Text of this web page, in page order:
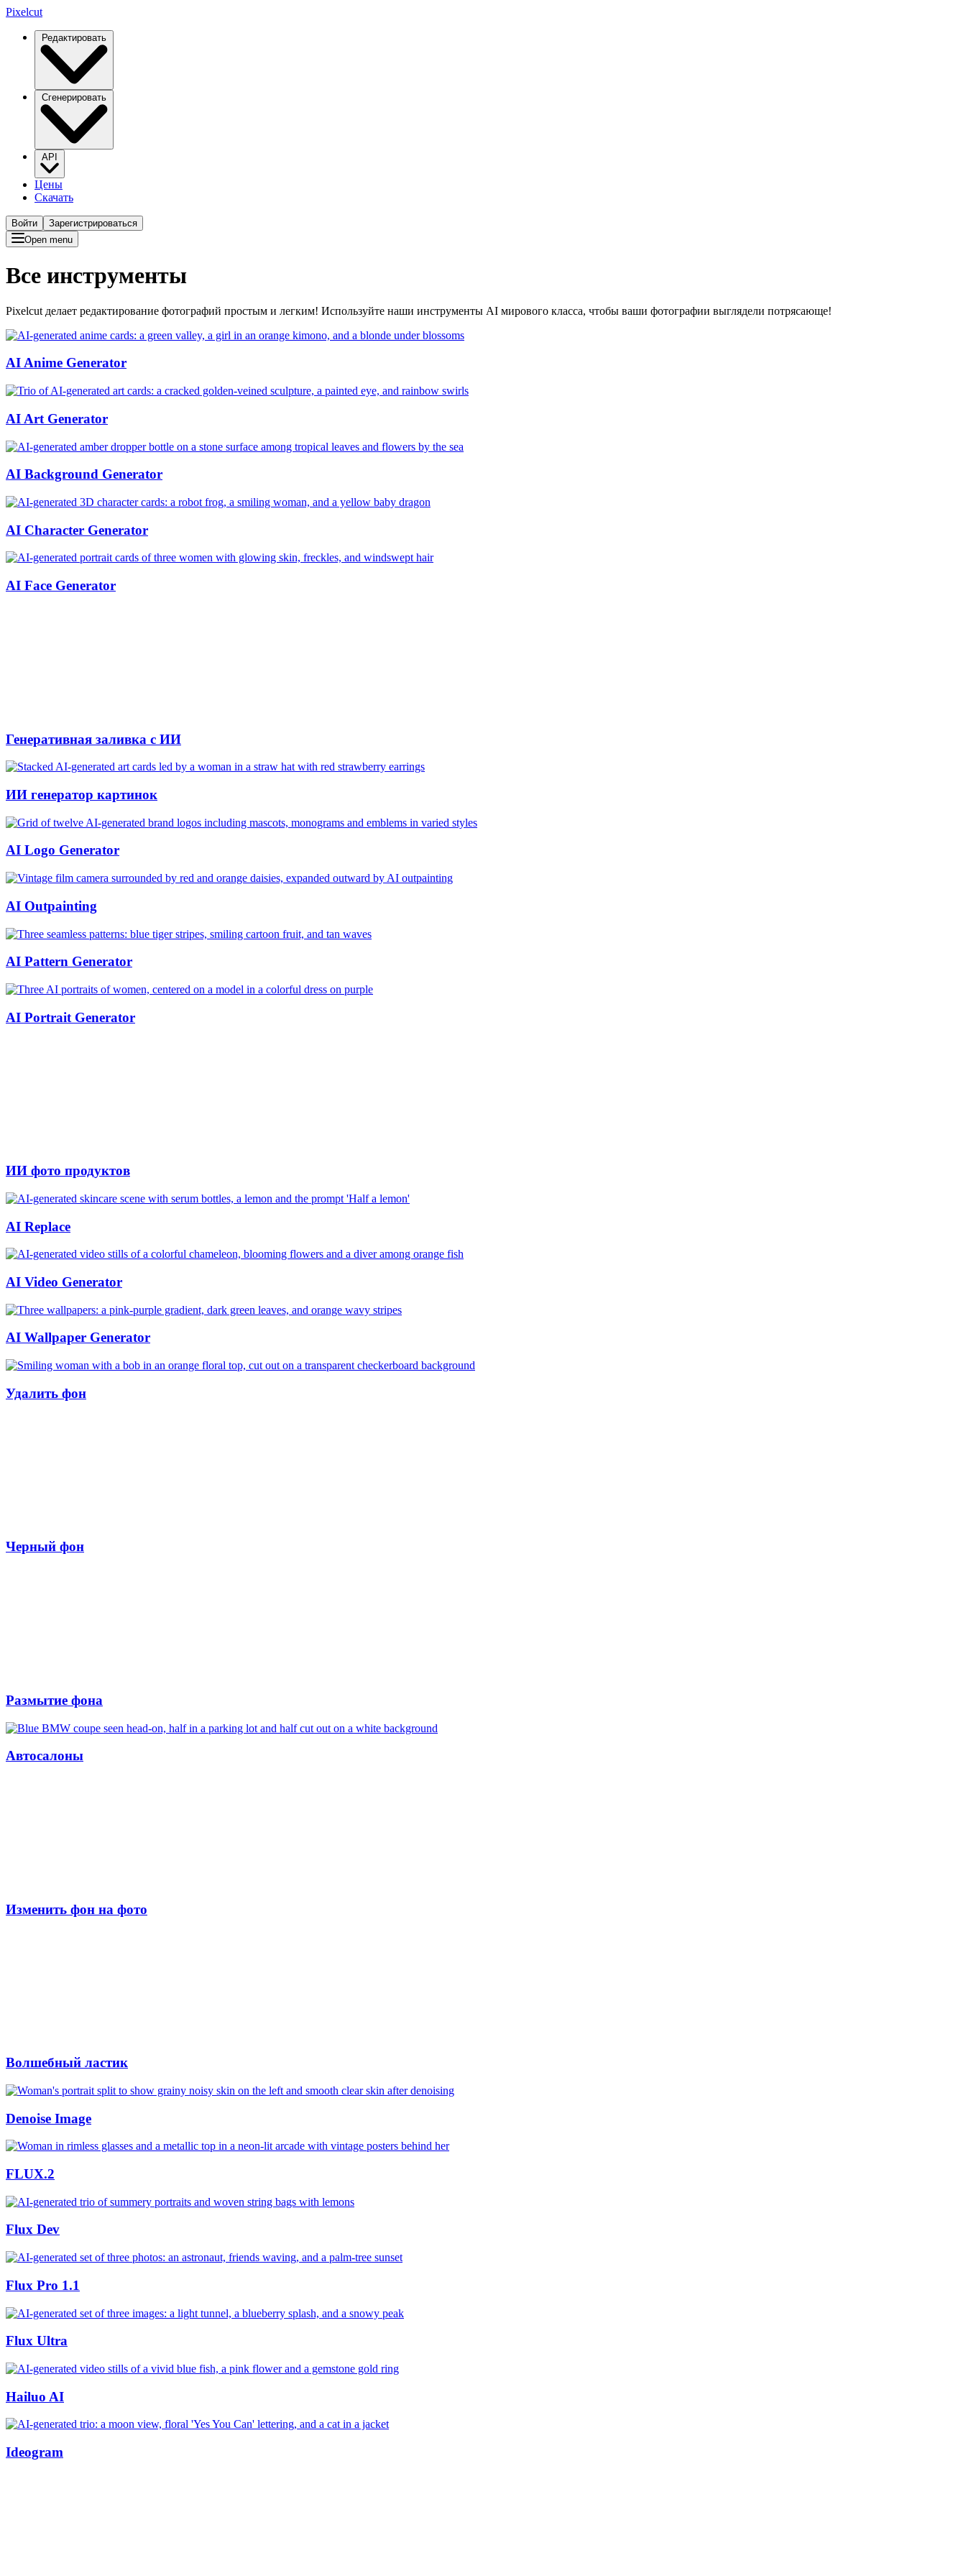
Pixelcut
Редактировать
Сгенерировать
API
Цены
Скачать
Войти
Зарегистрироваться
Open menu
Все инструменты
Pixelcut делает редактирование фотографий простым и легким! Используйте наши инструменты AI мирового класса, чтобы ваши фотографии выглядели потрясающе!
AI Anime Generator
AI Art Generator
AI Background Generator
AI Character Generator
AI Face Generator
Генеративная заливка с ИИ
ИИ генератор картинок
AI Logo Generator
AI Outpainting
AI Pattern Generator
AI Portrait Generator
ИИ фото продуктов
AI Replace
AI Video Generator
AI Wallpaper Generator
Удалить фон
Черный фон
Размытие фона
Автосалоны
Изменить фон на фото
Волшебный ластик
Denoise Image
FLUX.2
Flux Dev
Flux Pro 1.1
Flux Ultra
Hailuo AI
Ideogram